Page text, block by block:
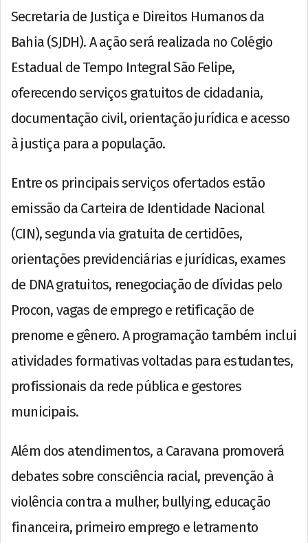
Secretaria de Justiça e Direitos Humanos da
Bahia (SJDH). A ação será realizada no Colégio
Estadual de Tempo Integral São Felipe,
oferecendo serviços gratuitos de cidadania,
documentação civil, orientação jurídica e acesso
à justiça para a população.
Entre os principais serviços ofertados estão
emissão da Carteira de Identidade Nacional
(CIN), segunda via gratuita de certidões,
orientações previdenciárias e jurídicas, exames
de DNA gratuitos, renegociação de dívidas pelo
Procon, vagas de emprego e retificação de
prenome e gênero. A programação também inclui
atividades formativas voltadas para estudantes,
profissionais da rede pública e gestores
municipais.
Além dos atendimentos, a Caravana promoverá
debates sobre consciência racial, prevenção à
violência contra a mulher, bullying, educação
financeira, primeiro emprego e letramento